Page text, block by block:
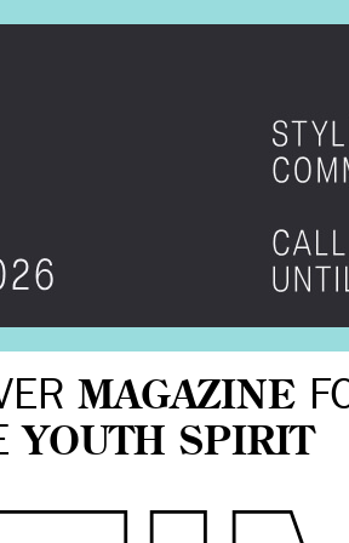
MAGAZINE
YOUTH SPIRIT